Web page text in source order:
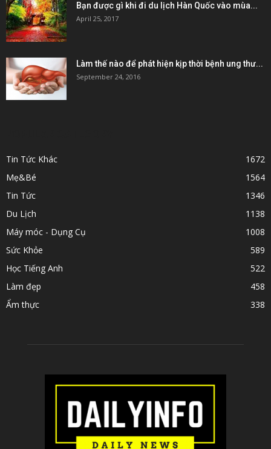
Bạn được gì khi đi du lịch Hàn Quốc vào mùa...
April 25, 2017
Làm thế nào để phát hiện kịp thời bệnh ung thư...
September 24, 2016
Tin Tức Khác
1672
Mẹ&Bé
1564
Tin Tức
1346
Du Lịch
1138
Máy móc - Dụng Cụ
1008
Sức Khỏe
589
Học Tiếng Anh
522
Làm đẹp
458
Ẩm thực
338